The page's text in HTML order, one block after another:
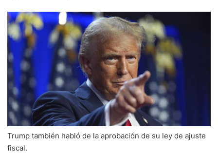
Trump también habló de la aprobación de su ley de ajuste
fiscal.